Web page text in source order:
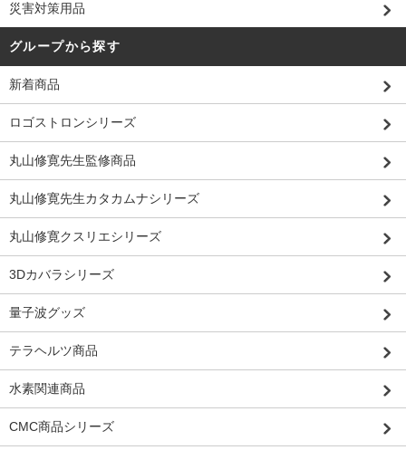
災害対策用品
グループから探す
新着商品
ロゴストロンシリーズ
丸山修寛先生監修商品
丸山修寛先生カタカムナシリーズ
丸山修寛クスリエシリーズ
3Dカバラシリーズ
量子波グッズ
テラヘルツ商品
水素関連商品
CMC商品シリーズ